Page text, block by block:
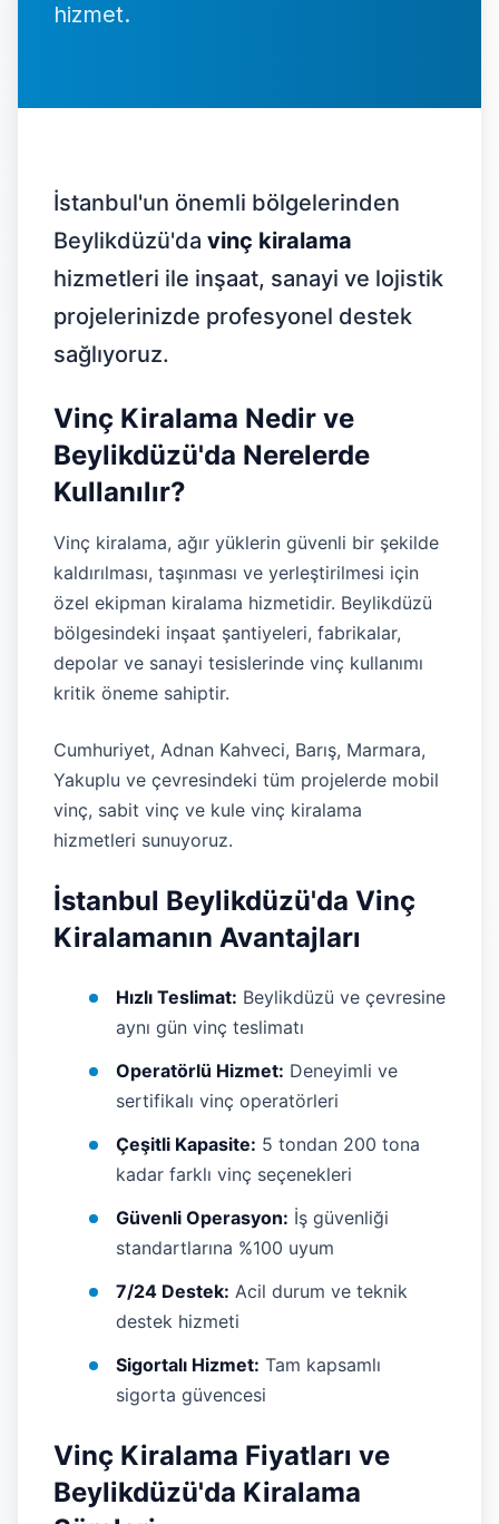
hizmet.
İstanbul'un önemli bölgelerinden
Beylikdüzü'da vinç kiralama
hizmetleri ile inşaat, sanayi ve lojistik
projelerinizde profesyonel destek
sağlıyoruz.
Vinç Kiralama Nedir ve
Beylikdüzü'da Nerelerde
Kullanılır?
Vinç kiralama, ağır yüklerin güvenli bir şekilde
kaldırılması, taşınması ve yerleştirilmesi için
özel ekipman kiralama hizmetidir. Beylikdüzü
bölgesindeki inşaat şantiyeleri, fabrikalar,
depolar ve sanayi tesislerinde vinç kullanımı
kritik öneme sahiptir.
Cumhuriyet, Adnan Kahveci, Barış, Marmara,
Yakuplu ve çevresindeki tüm projelerde mobil
vinç, sabit vinç ve kule vinç kiralama
hizmetleri sunuyoruz.
İstanbul Beylikdüzü'da Vinç
Kiralamanın Avantajları
Hızlı Teslimat: Beylikdüzü ve çevresine
aynı gün vinç teslimatı
Operatörlü Hizmet: Deneyimli ve
sertifikalı vinç operatörleri
Çeşitli Kapasite: 5 tondan 200 tona
kadar farklı vinç seçenekleri
Güvenli Operasyon: İş güvenliği
standartlarına %100 uyum
7/24 Destek: Acil durum ve teknik
destek hizmeti
Sigortalı Hizmet: Tam kapsamlı
sigorta güvencesi
Vinç Kiralama Fiyatları ve
Beylikdüzü'da Kiralama